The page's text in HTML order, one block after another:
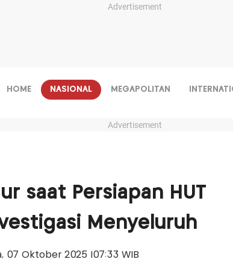
Advertisement
HOME NASIONAL MEGAPOLITAN
Advertisement
saat Persiapan HUT
Menyeluruh
07 Oktober 2025 |07:33 WIB